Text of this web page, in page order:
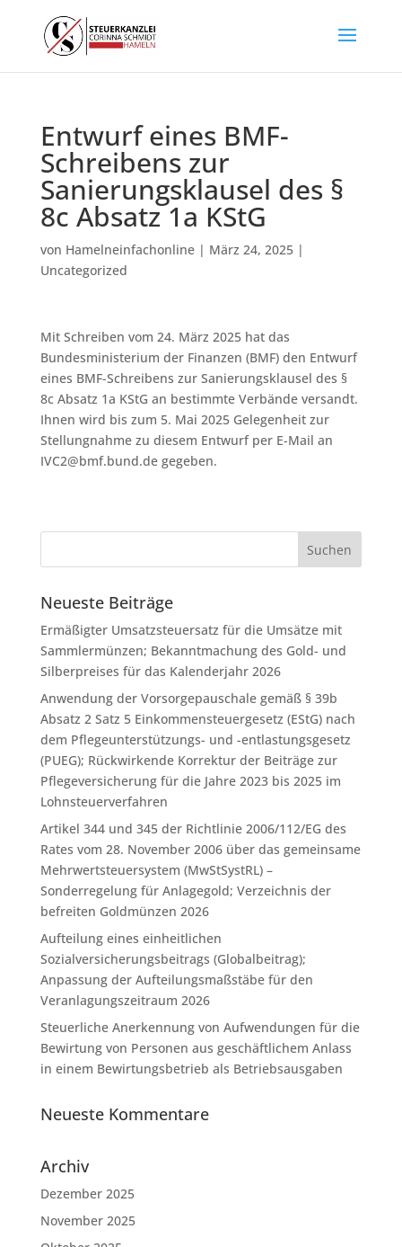
Entwurf eines BMF-
Schreibens zur
Sanierungsklausel des §
8c Absatz 1a KStG
von Hamelneinfachonline| März 24, 2025|
Uncategorized
Mit Schreiben vom 24. März 2025 hat das
Bundesministerium der Finanzen (BMF) den Entwurf
eines BMF-Schreibens zur Sanierungsklausel des §
8c Absatz 1a KStG an bestimmte Verbände versandt.
Ihnen wird bis zum 5. Mai 2025 Gelegenheit zur
Stellungnahme zu diesem Entwurf per E-Mail an
IVC2@bmf.bund.de gegeben.
Neueste Beiträge
Ermäßigter Umsatzsteuersatz für die Umsätze mit
Sammlermünzen; Bekanntmachung des Gold- und
Silberpreises für das Kalenderjahr 2026
Anwendung der Vorsorgepauschale gemäß § 39b
Absatz 2 Satz 5 Einkommensteuergesetz (EStG) nach
dem Pflegeunterstützungs- und -entlastungsgesetz
(PUEG); Rückwirkende Korrektur der Beiträge zur
Pflegeversicherung für die Jahre 2023 bis 2025 im
Lohnsteuerverfahren
Artikel 344 und 345 der Richtlinie 2006/112/EG des
Rates vom 28. November 2006 über das gemeinsame
Mehrwertsteuersystem (MwStSystRL) –
Sonderregelung für Anlagegold; Verzeichnis der
befreiten Goldmünzen 2026
Aufteilung eines einheitlichen
Sozialversicherungsbeitrags (Globalbeitrag);
Anpassung der Aufteilungsmaßstäbe für den
Veranlagungszeitraum 2026
Steuerliche Anerkennung von Aufwendungen für die
Bewirtung von Personen aus geschäftlichem Anlass
in einem Bewirtungsbetrieb als Betriebsausgaben
Neueste Kommentare
Archiv
Dezember 2025
November 2025